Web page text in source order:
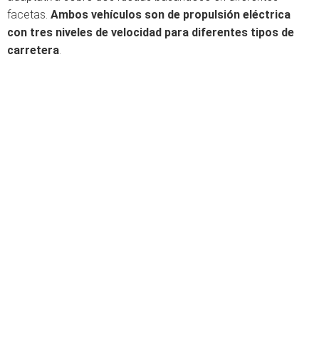
facetas. Ambos vehículos son de propulsión eléctrica
con tres niveles de velocidad para diferentes tipos de
carretera.